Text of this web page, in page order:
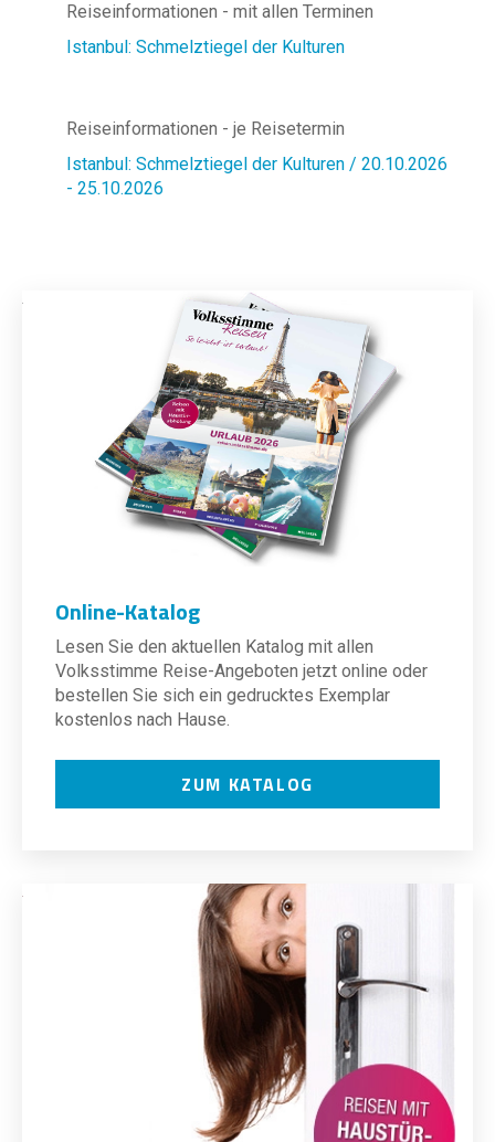
Reiseinformationen - mit allen Terminen
Istanbul: Schmelztiegel der Kulturen
Reiseinformationen - je Reisetermin
Istanbul: Schmelztiegel der Kulturen / 20.10.2026
- 25.10.2026
Online-Katalog
Lesen Sie den aktuellen Katalog mit allen
Volksstimme Reise-Angeboten jetzt online oder
bestellen Sie sich ein gedrucktes Exemplar
kostenlos nach Hause.
ZUM KATALOG